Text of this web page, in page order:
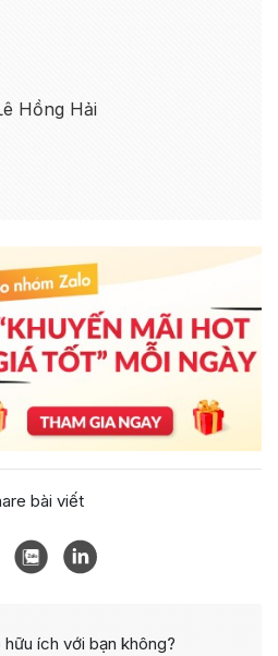
Hồng Hải
bài viết
ích với bạn không?